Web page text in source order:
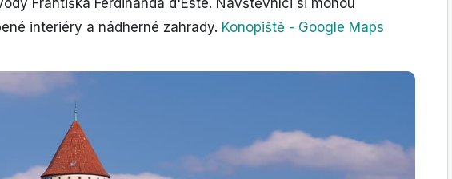
Františka Ferdinanda d'Este. Návštěvníci si mohou
interiéry a nádherné zahrady. Konopiště - Google Maps